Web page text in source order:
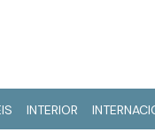
INTERIOR